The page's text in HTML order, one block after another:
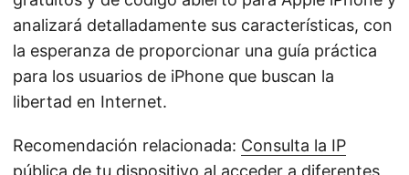
analizará detalladamente sus características, con
la esperanza de proporcionar una guía práctica
para los usuarios de iPhone que buscan la
libertad en Internet.
Recomendación relacionada: Consulta la IP